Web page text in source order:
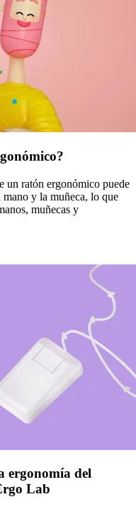
un ratón ergonómico puede
y la muñeca, lo que
muñecas y
ergonomía del
Lab